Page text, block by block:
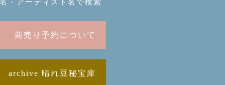
・アーティスト名で検索
前売り予約について
archive 晴れ豆秘宝庫